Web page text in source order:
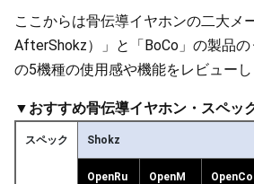
ここからは骨伝導イヤホンの二大メ
AfterShokz）」と「BoCo」の製品
の5機種の使用感や機能をレビューし
▼おすすめ骨伝導イヤホン・スペッ
スペック Shokz
OpenRu
OpenM
OpenCo